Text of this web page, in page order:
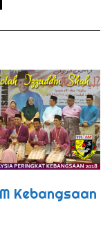
Kebangsaan